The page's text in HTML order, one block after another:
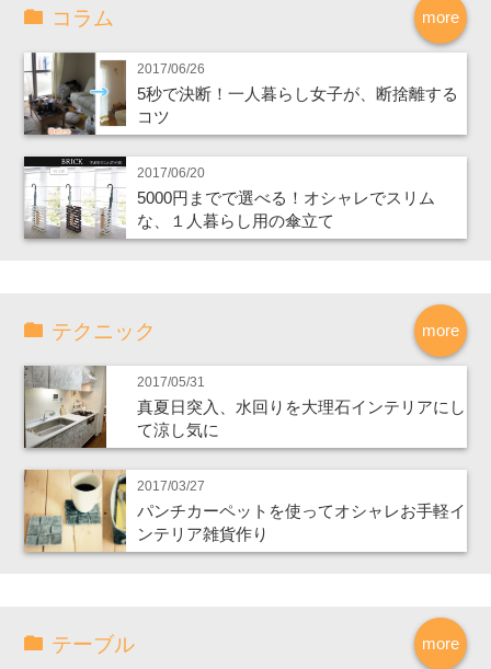
more
コラム
2017/06/26
5秒で決断！一人暮らし女子が、断捨離する
コツ
2017/06/20
5000円までで選べる！オシャレでスリム
な、１人暮らし用の傘立て
more
テクニック
2017/05/31
真夏日突入、水回りを大理石インテリアにし
て涼し気に
2017/03/27
パンチカーペットを使ってオシャレお手軽イ
ンテリア雑貨作り
more
テーブル